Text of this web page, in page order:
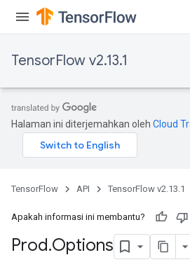
TensorFlow v2.13.1
Halaman ini diterjemahkan oleh Cloud
TensorFlow API TensorFlow v2.13.1
Apakah informasi ini membantu?
Prod.Options